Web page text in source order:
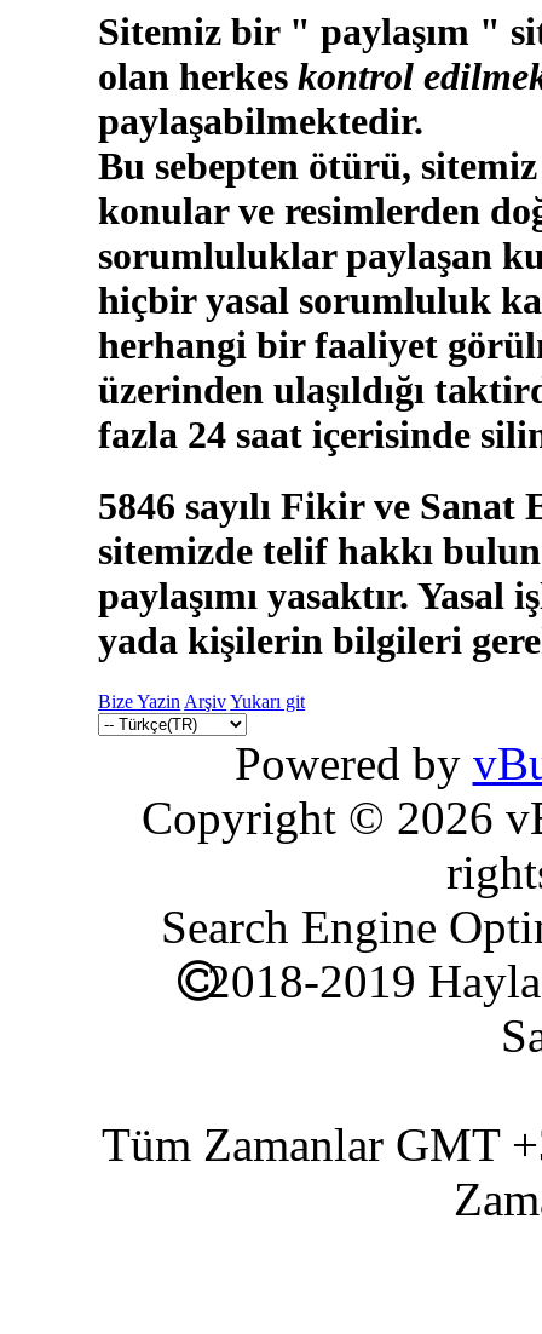
Sitemiz bir " paylaşım "
olan herkeskontrol
paylaşabilmektedir.
Bu sebepten ötürü,
konular ve resimlerden
sorumluluklar paylaşan
hiçbir yasal sorumluluk
herhangi bir faaliyet
üzerinden ulaşıldığı
fazla 24 saat içerisinde
5846 sayılı Fikir ve
sitemizde telif hakkı
paylaşımı yasaktır. Yasal
yada kişilerin bilgileri
Bize Yazin ArşivYukarı git
Powered by
Copyright © 2026
Search Engine
2018-2019
Tüm Zamanlar GMT